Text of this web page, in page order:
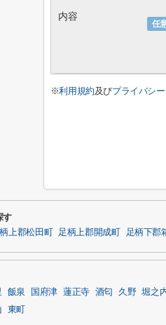
任
内容
※利用規約及びプライバシ
す
上郡松田町 足柄上郡開成町 足柄下郡
飯泉 国府津 蓮正寺 酒匂 久野 堀之
東町